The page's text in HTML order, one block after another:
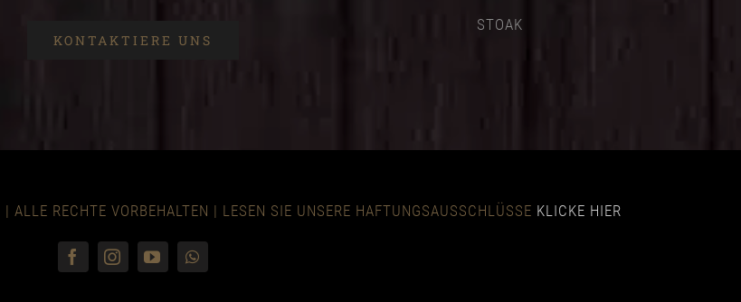
KONTAKTIERE UNS
STOAK
| ALLE RECHTE VORBEHALTEN | LESEN SIE UNSERE HAFTUNGSAUSSCHLÜSSE KLICKE HIER